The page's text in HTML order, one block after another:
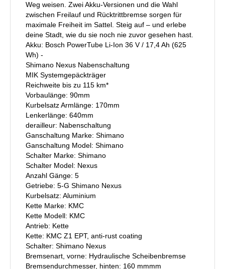
Weg weisen. Zwei Akku-Versionen und die Wahl
zwischen Freilauf und Rücktrittbremse sorgen für
maximale Freiheit im Sattel. Steig auf – und erlebe
deine Stadt, wie du sie noch nie zuvor gesehen hast.
Akku: Bosch PowerTube Li-Ion 36 V / 17,4 Ah (625
Wh) -
Shimano Nexus Nabenschaltung
MIK Systemgepäckträger
Reichweite bis zu 115 km*
Vorbaulänge: 90mm
Kurbelsatz Armlänge: 170mm
Lenkerlänge: 640mm
derailleur: Nabenschaltung
Ganschaltung Marke: Shimano
Ganschaltung Model: Shimano
Schalter Marke: Shimano
Schalter Model: Nexus
Anzahl Gänge: 5
Getriebe: 5-G Shimano Nexus
Kurbelsatz: Aluminium
Kette Marke: KMC
Kette Modell: KMC
Antrieb: Kette
Kette: KMC Z1 EPT, anti-rust coating
Schalter: Shimano Nexus
Bremsenart, vorne: Hydraulische Scheibenbremse
Bremsendurchmesser, hinten: 160 mmmm